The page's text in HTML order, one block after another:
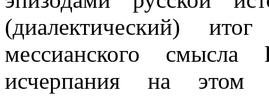
(диалектический)
мессианского
исчерпания на этом